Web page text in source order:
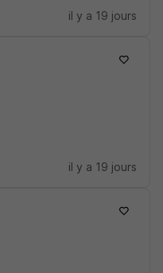
il y a 19 jours
il y a 19 jours